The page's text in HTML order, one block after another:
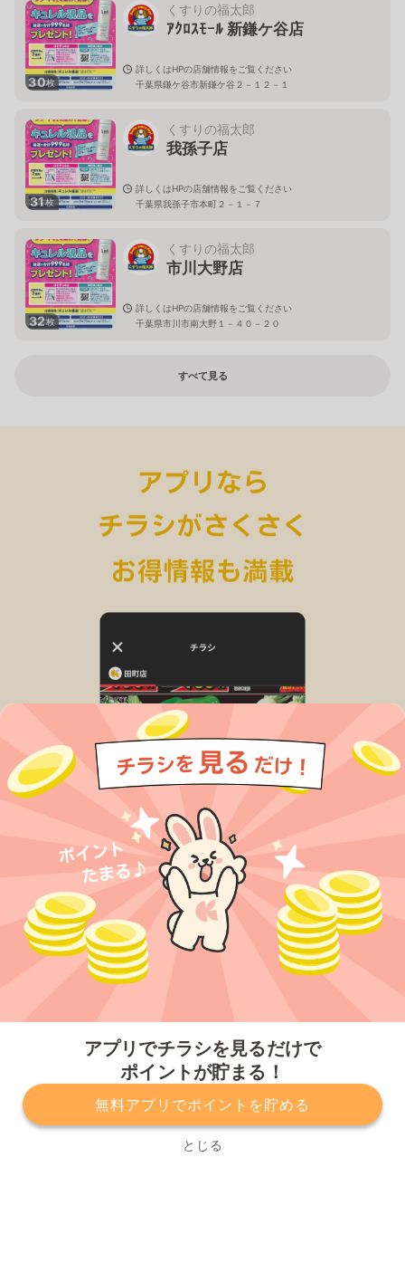
アプリでチラシを見るだけで
ポイントが貯まる！
無料アプリでポイントを貯める
とじる
30枚
くすりの福太郎
ｱｸﾛｽﾓｰﾙ 新鎌ケ谷店
詳しくはHPの店舗情報をご覧ください
千葉県鎌ケ谷市新鎌ケ谷２－１２－１
31枚
くすりの福太郎
我孫子店
詳しくはHPの店舗情報をご覧ください
千葉県我孫子市本町２－１－７
32枚
くすりの福太郎
市川大野店
詳しくはHPの店舗情報をご覧ください
千葉県市川市南大野１－４０－２０
すべて見る
プライバシーポリシー 利用規約
運営会社
サービスに関してのお問い合わせ